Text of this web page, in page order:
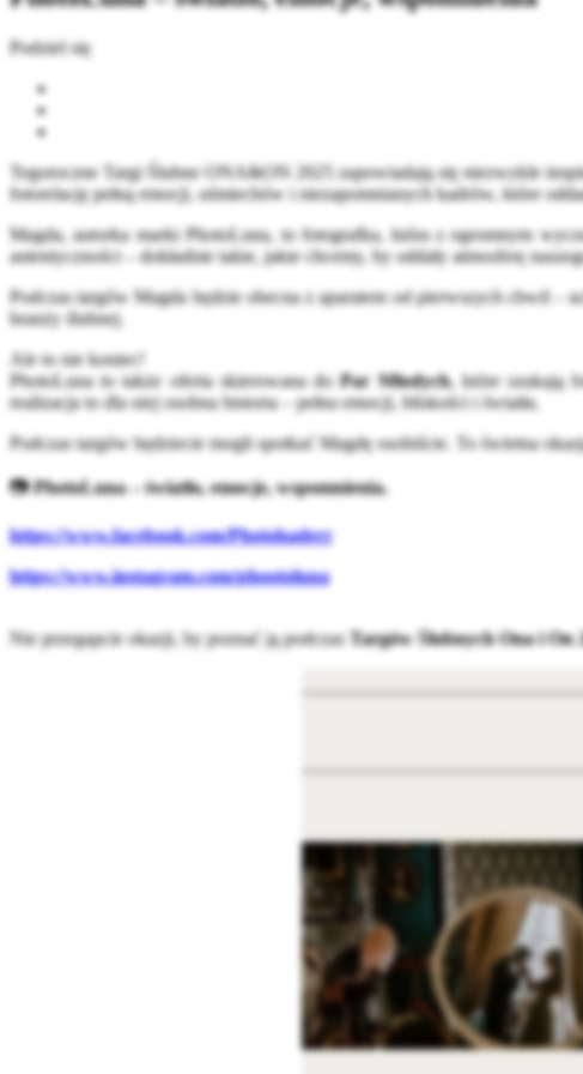
Podziel się
Tegoroczne Targi Ślubne ONA&ON 2025 zapowiadają się niezwykle
fotorelację pełną emocji, uśmiechów i niezapomnianych kadrów, które
Magda, autorka marki PhotoLuna, to fotografka, która z ogromnym
autentyczności – dokładnie takie, jakie chcemy, by oddały atmosferę
Podczas targów Magda będzie obecna z aparatem od pierwszych chwil
branży ślubnej.
Ale to nie koniec!
PhotoLuna to także oferta skierowana doPar Młodych, które szukają
realizacja to dla niej osobna historia – pełna emocji, bliskości i światła.
Podczas targów będziecie mogli spotkać Magdę osobiście. To świetna
📷PhotoLuna – światło, emocje, wspomnienia.
https://www.facebook.com/Photohaderr
https://www.instagram.com/phootoluna
Nie przegapcie okazji, by poznać ją podczas Targów Ślubnych Ona i On